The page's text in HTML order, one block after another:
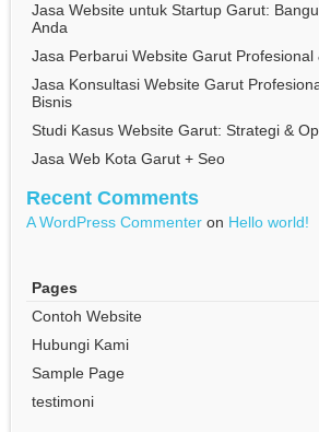
Jasa Website untuk Startup Garut:
Anda
Jasa Perbarui Website Garut Profesional
Jasa Konsultasi Website Garut
Bisnis
Studi Kasus Website Garut: Strategi &
Jasa Web Kota Garut + Seo
Recent Comments
A WordPress Commenter on Hello world!
Pages
Contoh Website
Hubungi Kami
Sample Page
testimoni